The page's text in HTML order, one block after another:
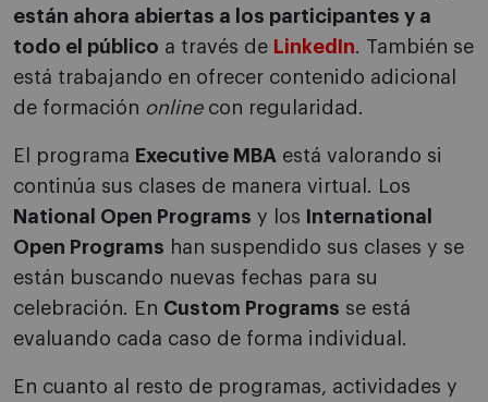
están ahora abiertas a los participantes y a
todo el público a través de LinkedIn. También se
está trabajando en ofrecer contenido adicional
de formación onlinecon regularidad.
El programa Executive MBA está valorando si
continúa sus clases de manera virtual. Los
National Open Programs y los
International
Open Programs han suspendido sus clases y se
están buscando nuevas fechas para su
celebración. En Custom Programs se está
evaluando cada caso de forma individual.
En cuanto al resto de programas, actividades y